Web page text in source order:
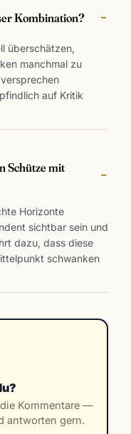
Kombination?
überschätzen,
manchmal zu
auf Kritik
Schütze mit
Horizonte
sichtbar sein und
dazu, dass diese
schwanken
Kommentare —
antworten gern.